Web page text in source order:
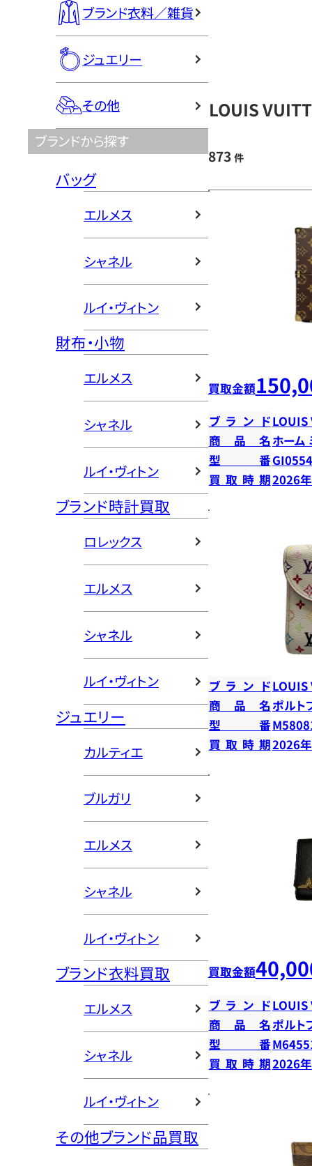
ブランド衣料／雑貨
ジュエリー
その他
ブランドから探す
バッグ
エルメス
シャネル
ルイ・ヴィトン
財布・小物
エルメス
シャネル
ルイ・ヴィトン
ブランド時計買取
ロレックス
エルメス
シャネル
ルイ・ヴィトン
ジュエリー
カルティエ
ブルガリ
エルメス
シャネル
ルイ・ヴィトン
ブランド衣料買取
エルメス
シャネル
ルイ・ヴィトン
その他ブランド品買取
LOUIS
873 件
買取金額
ブランドLOUIS
商品名 ホーム
型番GI0554
買取時期2026
ブランドLOUIS
商品名ポルト
型番
買取時期2026
買取金額
ブランドLOUIS
商品名ポルト
型番
買取時期2026